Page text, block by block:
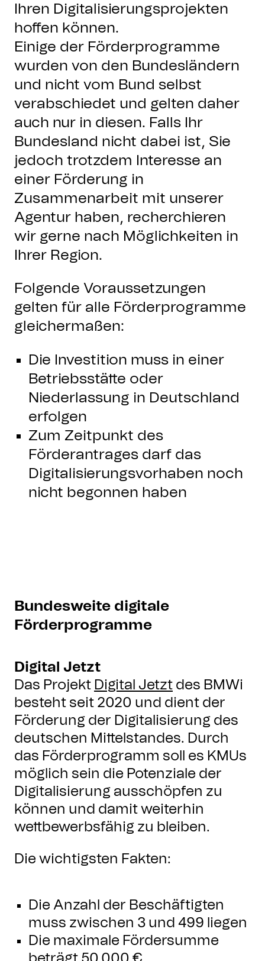
Ihren Digitalisierungsprojekten
hoffen können.
Einige der Förderprogramme
wurden von den Bundesländern
und nicht vom Bund selbst
verabschiedet und gelten daher
auch nur in diesen. Falls Ihr
Bundesland nicht dabei ist, Sie
jedoch trotzdem Interesse an
einer Förderung in
Zusammenarbeit mit unserer
Agentur haben, recherchieren
wir gerne nach Möglichkeiten in
Ihrer Region.
Folgende Voraussetzungen
gelten für alle Förderprogramme
gleichermaßen:
Die Investition muss in einer
Betriebsstätte oder
Niederlassung in Deutschland
erfolgen
Zum Zeitpunkt des
Förderantrages darf das
Digitalisierungsvorhaben noch
nicht begonnen haben
Bundesweite digitale
Förderprogramme
Digital Jetzt
Das Projekt Digital Jetzt des BMWi
besteht seit 2020 und dient der
Förderung der Digitalisierung des
deutschen Mittelstandes. Durch
das Förderprogramm soll es KMUs
möglich sein die Potenziale der
Digitalisierung ausschöpfen zu
können und damit weiterhin
wettbewerbsfähig zu bleiben.
Die wichtigsten Fakten:
Die Anzahl der Beschäftigten
muss zwischen 3 und 499 liegen
Die maximale Fördersumme